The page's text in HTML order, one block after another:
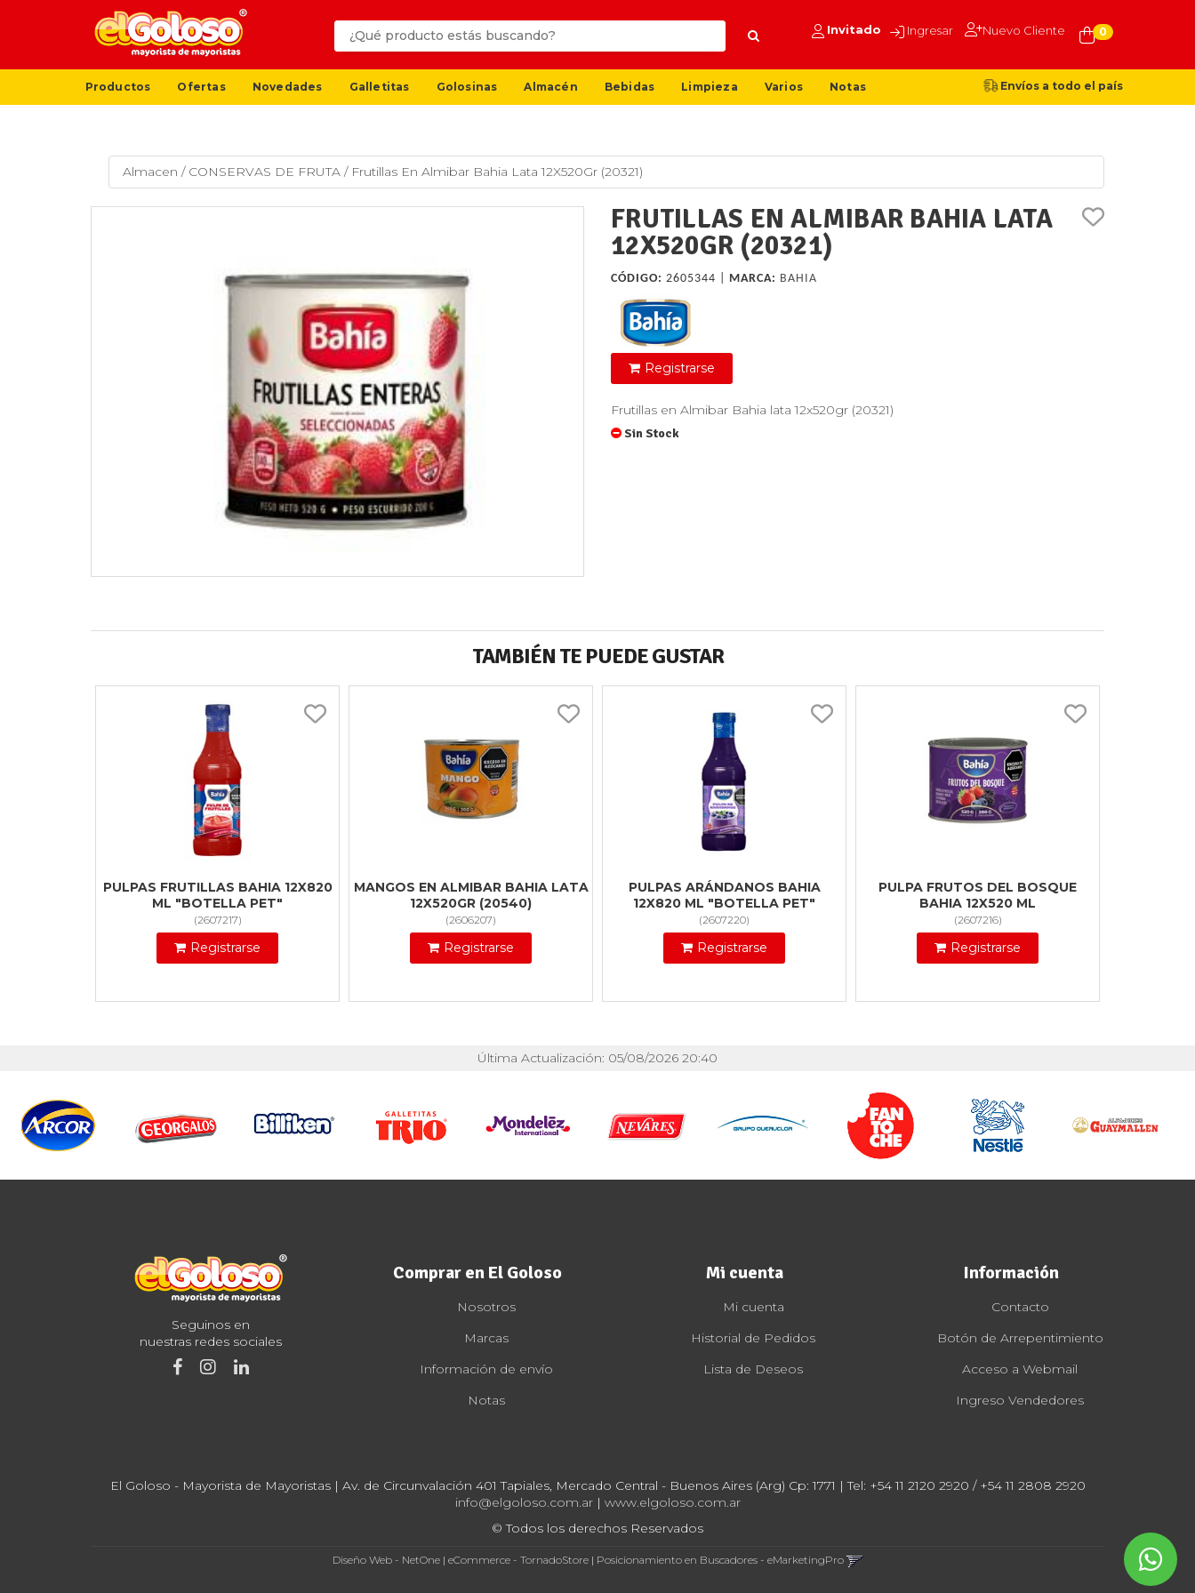
Invitado Ingresar Nuevo Cliente 0
Productos Ofertas Novedades Galletitas Golosinas Almacén Bebidas Limpieza Varios Notas Envíos a todo el país
Almacen / CONSERVAS DE FRUTA / Frutillas En Almibar Bahia Lata 12X520Gr (20321)
FRUTILLAS EN ALMIBAR BAHIA LATA
12X520GR (20321)
CÓDIGO: 2605344 | MARCA: BAHIA
Registrarse
Frutillas en Almibar Bahia lata 12x520gr (20321)
Sin Stock
TAMBIÉN TE PUEDE GUSTAR
PULPAS FRUTILLAS BAHIA 12X820
ML "BOTELLA PET"
(2607217)
Registrarse
MANGOS EN ALMIBAR BAHIA LATA
12X520GR (20540)
(2606207)
Registrarse
PULPAS ARÁNDANOS BAHIA
12X820 ML "BOTELLA PET"
(2607220)
Registrarse
PULPA FRUTOS DEL BOSQUE
BAHIA 12X520 ML
(2607216)
Registrarse
Última Actualización: 05/08/2026 20:40
Seguinos en
nuestras redes sociales
Comprar en El Goloso
Nosotros
Marcas
Información de envío
Notas
Mi cuenta
Mi cuenta
Historial de Pedidos
Lista de Deseos
Información
Contacto
Botón de Arrepentimiento
Acceso a Webmail
Ingreso Vendedores
El Goloso - Mayorista de Mayoristas | Av. de Circunvalación 401 Tapiales, Mercado Central - Buenos Aires (Arg) Cp: 1771 | Tel: +54 11 2120 2920 / +54 11 2808 2920
info@elgoloso.com.ar| www.elgoloso.com.ar
© Todos los derechos Reservados
Diseño Web - NetOne| eCommerce - TornadoStore| Posicionamiento en Buscadores - eMarketingPro